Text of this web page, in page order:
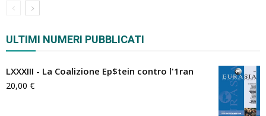
ULTIMI NUMERI PUBBLICATI
LXXXIII - La Coalizione Ep$tein contro l'1ran
20,00 €